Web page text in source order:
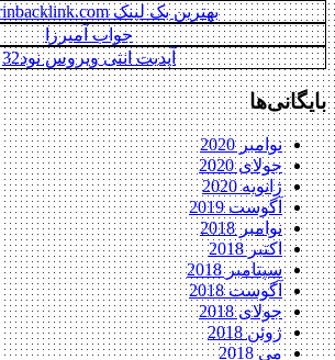
بهترین بک لینک behtarinbacklink.com
جواب آمیرزا
آپدیت انتی ویروس نود32
بایگانی‌ها
نوامبر 2020
جولای 2020
ژانویه 2020
آگوست 2019
نوامبر 2018
اکتبر 2018
سپتامبر 2018
آگوست 2018
جولای 2018
ژوئن 2018
می 2018